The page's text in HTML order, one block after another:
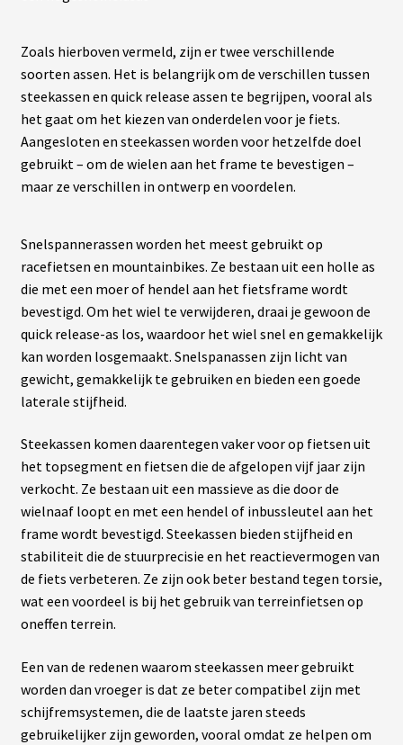
Zoals hierboven vermeld, zijn er twee verschillende
soorten assen. Het is belangrijk om de verschillen tussen
steekassen en quick release assen te begrijpen, vooral als
het gaat om het kiezen van onderdelen voor je fiets.
Aangesloten en steekassen worden voor hetzelfde doel
gebruikt – om de wielen aan het frame te bevestigen –
maar ze verschillen in ontwerp en voordelen.
Snelspannerassen worden het meest gebruikt op
racefietsen en mountainbikes. Ze bestaan uit een holle as
die met een moer of hendel aan het fietsframe wordt
bevestigd. Om het wiel te verwijderen, draai je gewoon de
quick release-as los, waardoor het wiel snel en gemakkelijk
kan worden losgemaakt. Snelspanassen zijn licht van
gewicht, gemakkelijk te gebruiken en bieden een goede
laterale stijfheid.
Steekassen komen daarentegen vaker voor op fietsen uit
het topsegment en fietsen die de afgelopen vijf jaar zijn
verkocht. Ze bestaan uit een massieve as die door de
wielnaaf loopt en met een hendel of inbussleutel aan het
frame wordt bevestigd. Steekassen bieden stijfheid en
stabiliteit die de stuurprecisie en het reactievermogen van
de fiets verbeteren. Ze zijn ook beter bestand tegen torsie,
wat een voordeel is bij het gebruik van terreinfietsen op
oneffen terrein.
Een van de redenen waarom steekassen meer gebruikt
worden dan vroeger is dat ze beter compatibel zijn met
schijfremsystemen, die de laatste jaren steeds
gebruikelijker zijn geworden, vooral omdat ze helpen om